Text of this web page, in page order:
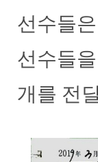
선수들
선수들
개를 전